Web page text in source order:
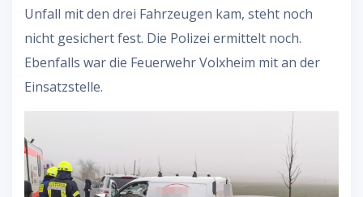
Unfall mit den drei Fahrzeugen kam, steht noch
nicht gesichert fest. Die Polizei ermittelt noch.
Ebenfalls war die Feuerwehr Volxheim mit an der
Einsatzstelle.